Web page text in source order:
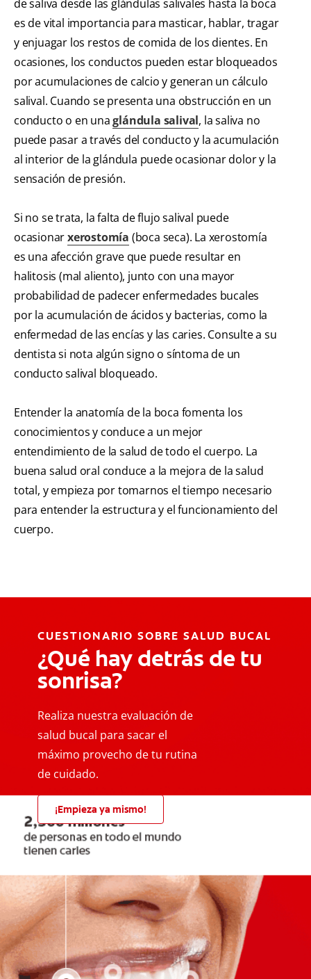
de saliva desde las glándulas salivales hasta la boca
es de vital importancia para masticar, hablar, tragar
y enjuagar los restos de comida de los dientes. En
ocasiones, los conductos pueden estar bloqueados
por acumulaciones de calcio y generan un cálculo
salival. Cuando se presenta una obstrucción en un
conducto o en unaglándula salival, la saliva no
puede pasar a través del conducto y la acumulación
al interior de la glándula puede ocasionar dolor y la
sensación de presión.
Si no se trata, la falta de flujo salival puede
ocasionarxerostomía (boca seca). La xerostomía
es una afección grave que puede resultar en
halitosis (mal aliento), junto con una mayor
probabilidad de padecer enfermedades bucales
por la acumulación de ácidos y bacterias, como la
enfermedad de las encías y las caries. Consulte a su
dentista si nota algún signo o síntoma de un
conducto salival bloqueado.
Entender la anatomía de la boca fomenta los
conocimientos y conduce a un mejor
entendimiento de la salud de todo el cuerpo. La
buena salud oral conduce a la mejora de la salud
total, y empieza por tomarnos el tiempo necesario
para entender la estructura y el funcionamiento del
cuerpo.
CUESTIONARIO SOBRE SALUD BUCAL
¿Qué hay detrás de tu
sonrisa?
Realiza nuestra evaluación de
salud bucal para sacar el
máximo provecho de tu rutina
de cuidado.
¡Empieza ya mismo!